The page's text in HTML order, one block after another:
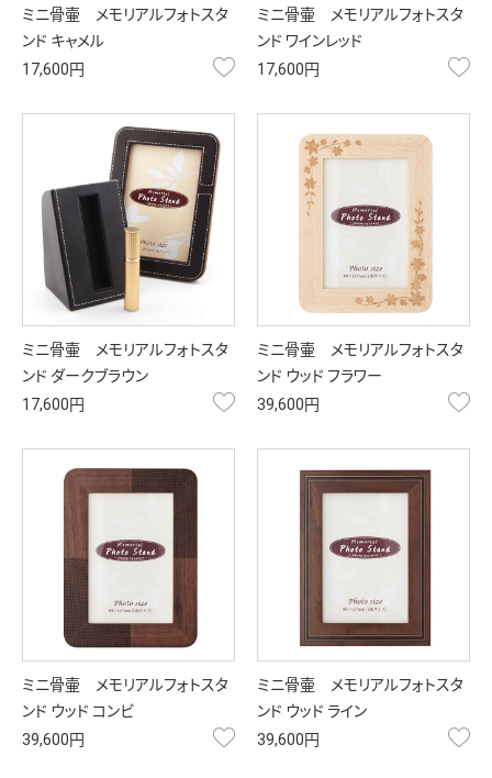
ミニ骨壷 メモリアルフォトスタ
ンド キャメル
17,600円
お気に入り
ミニ骨壷 メモリアルフォトスタ
ンド ワインレッド
17,600円
ミニ骨壷 メモリアルフォトスタ
ンド ダークブラウン
17,600円
お気に入り
ミニ骨壷 メモリアルフォトスタ
ンド ウッド フラワー
39,600円
ミニ骨壷 メモリアルフォトスタ
ンド ウッド コンビ
39,600円
お気に入り
ミニ骨壷 メモリアルフォトスタ
ンド ウッド ライン
39,600円